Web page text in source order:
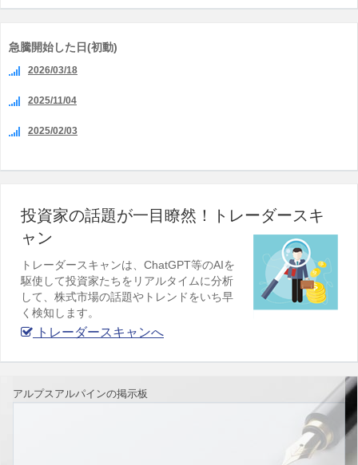
急騰開始した日(初動)
2026/03/18
2025/11/04
2025/02/03
投資家の話題が一目瞭然！トレーダースキ
ャン
トレーダースキャンは、ChatGPT等のAIを
駆使して投資家たちをリアルタイムに分析
して、株式市場の話題やトレンドをいち早
く検知します。
トレーダースキャンへ
アルプスアルパインの掲示板